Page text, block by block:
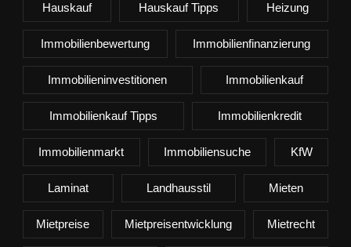
Hauskauf Hauskauf Tipps Heizung
Immobilienbewertung Immobilienfinanzierung
Immobilieninvestitionen Immobilienkauf
Immobilienkauf Tipps Immobilienkredit
Immobilienmarkt Immobiliensuche KfW
Laminat Landhausstil Mieten
Mietpreise Mietpreisentwicklung Mietrecht